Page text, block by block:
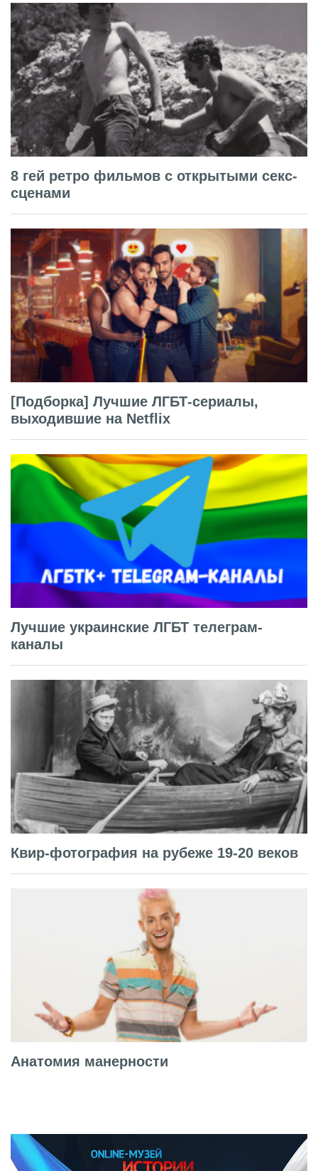
8 гей ретро фильмов с открытыми секс-
сценами
[Подборка] Лучшие ЛГБТ-сериалы,
выходившие на Netflix
Лучшие украинские ЛГБТ телеграм-
каналы
Квир-фотография на рубеже 19-20 веков
Анатомия манерности